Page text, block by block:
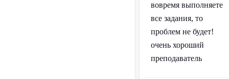
вовремя выполняете
все задания, то
проблем не будет!
очень хороший
преподаватель